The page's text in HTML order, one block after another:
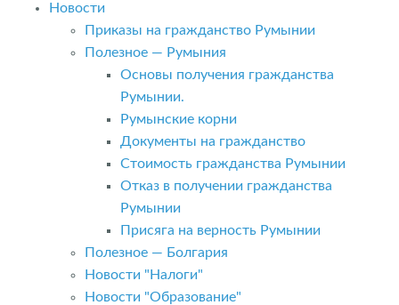
Новости
Приказы на гражданство Румынии
Полезное — Румыния
Основы получения гражданства
Румынии.
Румынские корни
Документы на гражданство
Стоимость гражданства Румынии
Отказ в получении гражданства
Румынии
Присяга на верность Румынии
Полезное — Болгария
Новости "Налоги"
Новости "Образование"